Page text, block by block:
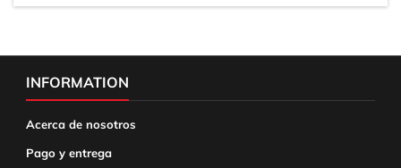
INFORMATION
Acerca de nosotros
Pago y entrega